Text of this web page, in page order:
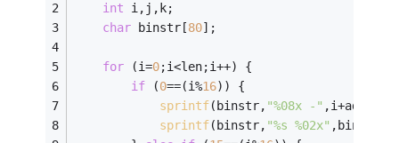
int i,j,k;
char binstr[80];
for (i=0;i<len;i++) {
if (0==(i%16)) {
sprintf(binstr, "%08x -" ,i+addr);
sprintf(binstr, "%s %02x" ,binstr,(